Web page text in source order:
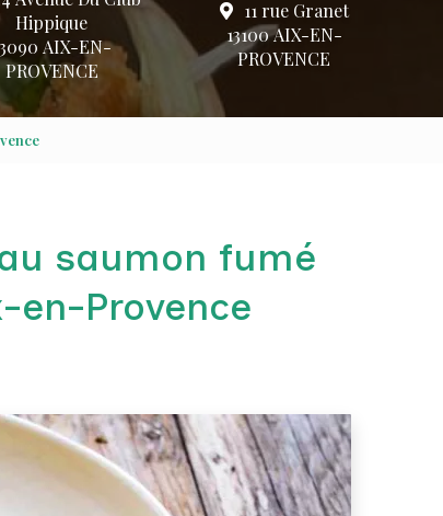
Hippique
AIX-EN-
PROVENCE
11 rue Granet
13100 AIX-EN-
PROVENCE
saumon fumé
en-Provence